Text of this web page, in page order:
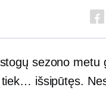
sezono metu
tiek… išsipūtęs.